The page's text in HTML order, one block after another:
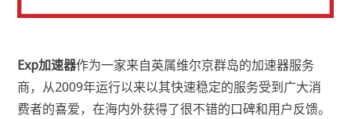
Exp加速器作为一家来自英属维尔京群岛的加速器服务
商，从2009年运行以来以其快速稳定的服务受到广大消
费者的喜爱，在海内外获得了很不错的口碑和用户反馈。